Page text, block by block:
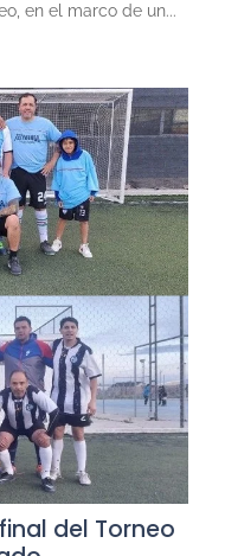
en el marco de un...
del Torneo